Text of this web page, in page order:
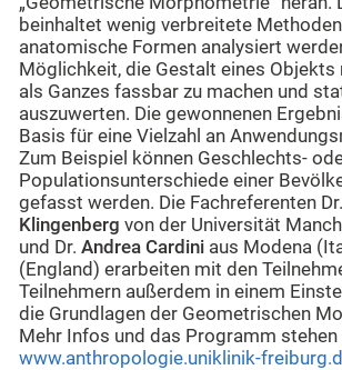
beinhaltet wenig verbreitete
anatomische Formen analysiert
Möglichkeit, die Gestalt eines
als Ganzes fassbar zu machen und
auszuwerten. Die gewonnenen
Basis für eine Vielzahl an
Zum Beispiel können Geschlechts-
Populationsunterschiede einer
gefasst werden. Die Fachreferenten Dr.
Klingenberg von der Universität
und Dr. Andrea Cardini aus Modena
(England) erarbeiten mit den
Teilnehmern außerdem in einem
die Grundlagen der Geometrischen
Mehr Infos und das Programm stehen
www.anthropologie.uniklinik-